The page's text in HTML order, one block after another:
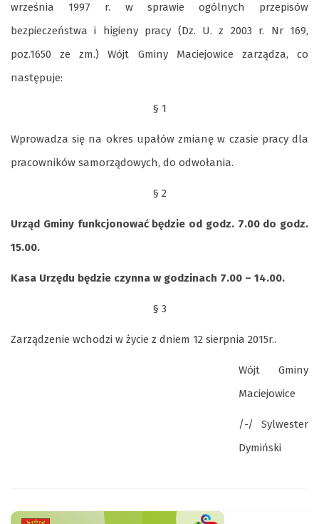
września 1997 r. w sprawie ogólnych przepisów
bezpieczeństwa i higieny pracy (Dz. U. z 2003 r. Nr 169,
poz.1650 ze zm.) Wójt Gminy Maciejowice zarządza, co
następuje:
§ 1
Wprowadza się na okres upałów zmianę w czasie pracy dla
pracowników samorządowych, do odwołania.
§ 2
Urząd Gminy funkcjonować będzie od godz. 7.00 do godz.
15.00.
Kasa Urzędu będzie czynna w godzinach 7.00 – 14.00.
§ 3
Zarządzenie wchodzi w życie z dniem 12 sierpnia 2015r..
Wójt Gminy
Maciejowice
/-/ Sylwester
Dymiński